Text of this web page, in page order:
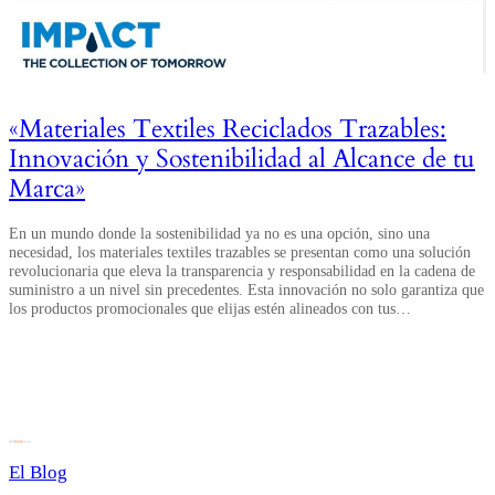
«Materiales Textiles Reciclados Trazables:
Innovación y Sostenibilidad al Alcance de tu
Marca»
En un mundo donde la sostenibilidad ya no es una opción, sino una
necesidad, los materiales textiles trazables se presentan como una solución
revolucionaria que eleva la transparencia y responsabilidad en la cadena de
suministro a un nivel sin precedentes. Esta innovación no solo garantiza que
los productos promocionales que elijas estén alineados con tus…
El Blog